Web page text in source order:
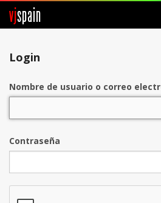
vjspain
Login
Nombre de usuario o correo
Contraseña